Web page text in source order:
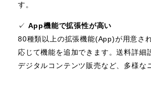
す。
✓ App機能で拡張性が高い
80種類以上の拡張機能(App)が用意さ
応じて機能を追加できます。送料詳細
デジタルコンテンツ販売など、多様な